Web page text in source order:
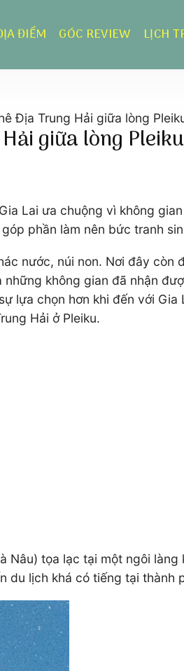
ĐIỂM GÓC REVIEW LỊCH
Địa Trung Hải giữa lòng
giữa lòng Pleiku
Lai ưa chuộng vì không
phần làm nên bức tranh
nước, núi non. Nơi đây
không gian đã nhận
lựa chọn hơn khi đến với
Hải ở Pleiku.
tọa lạc tại một ngôi
du lịch khá có tiếng tại thành